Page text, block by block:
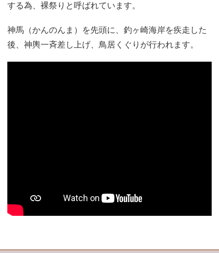
する為、裸祭りと呼ばれています。
神馬（かんのんま）を先頭に、釣ヶ崎海岸を疾走した
後、神輿一斉差し上げ、鳥居くぐりが行われます。